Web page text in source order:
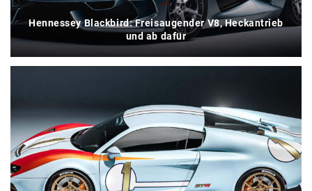
Hennessey Blackbird: Freisaugender V8, Heckantrieb
und ab dafür